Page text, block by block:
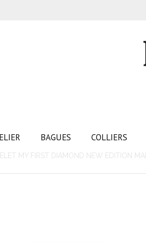
BAGUES COLLIERS
MY FIRST DIAMOND NEW EDITION